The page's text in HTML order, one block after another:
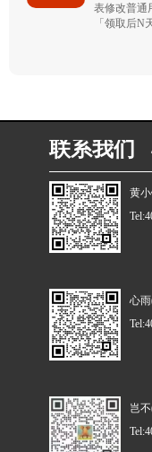
表修改普通
「领取后N
联系我们
黄
心
岂